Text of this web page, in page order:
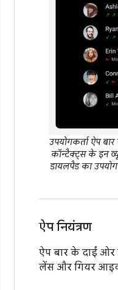
उपयोगकर्ता ऐप
कॉन्टैक्ट्स के इन
डायलपैड का
ऐप नियंत्रण
ऐप बार के दाईं ओर
लेंस और गियर आइकन